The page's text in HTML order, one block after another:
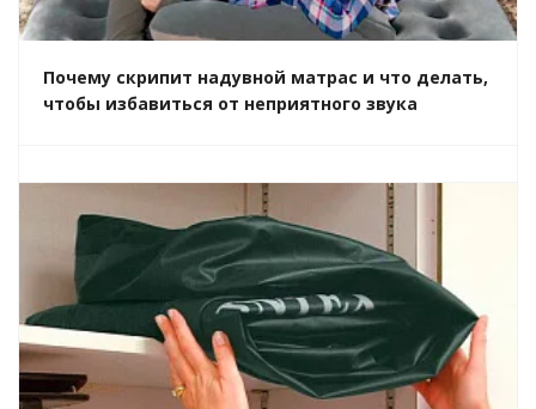
Почему скрипит надувной матрас и что делать,
чтобы избавиться от неприятного звука